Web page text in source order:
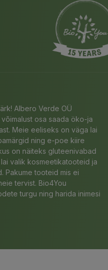
Albero Verde OÜ
osa saada öko-ja
Meie eeliseks on väga lai
ning e-poe kiire
on näiteks gluteenivabad
valik kosmeetikatooteid ja
Pakume tooteid mis ei
tervist. Bio4You
turgu ning harida inimesi